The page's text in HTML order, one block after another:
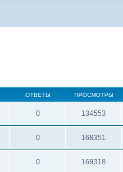
ОТВЕТЫ ПРОСМОТРЫ
0 134553
0 168351
0 169318